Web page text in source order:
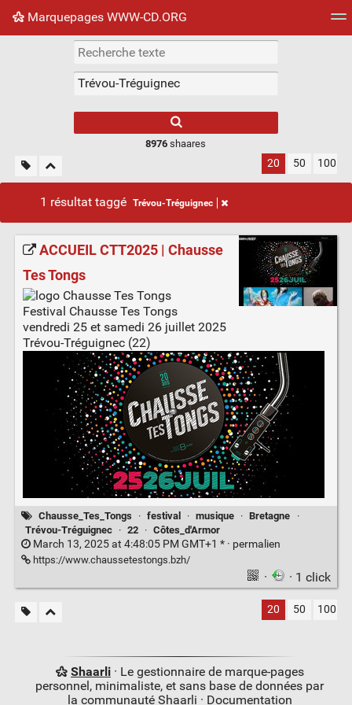
Marquepages WWW-CD.ORG
Nuage de tags Mur d'images
8976 shaares
20 50 100
1 résultat taggé Trévou-Tréguignec
ACCUEIL CTT2025 | Chausse
Tes Tongs
Festival Chausse Tes Tongs
vendredi 25 et samedi 26 juillet 2025
Trévou-Tréguignec (22)
Chausse_Tes_Tongs · festival · musique · Bretagne
·
Trévou-Tréguignec
· 22 · Côtes_d'Armor
March 13, 2025 at 4:48:05 PM GMT+1 * · permalien
https://www.chaussetestongs.bzh/
· · 1 click
20 50 100
Shaarli· Le gestionnaire de marque-pages
personnel, minimaliste, et sans base de données par
la communauté Shaarli · Documentation